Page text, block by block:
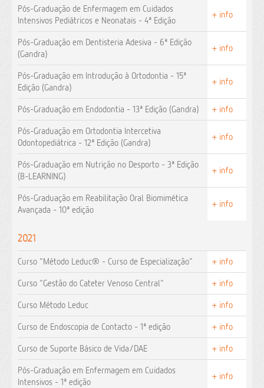
Pós-Graduação de Enfermagem em Cuidados
Intensivos Pediátricos e Neonatais - 4ª Edição
+ info
Pós-Graduação em Dentisteria Adesiva - 6ª Edição
(Gandra)
+ info
Pós-Graduação em Introdução à Ortodontia - 15ª
Edição (Gandra)
+ info
Pós-Graduação em Endodontia - 13ª Edição (Gandra)
+ info
Pós-Graduação em Ortodontia Intercetiva
Odontopediátrica - 12ª Edição (Gandra)
+ info
Pós-Graduação em Nutrição no Desporto - 3ª Edição
(B-LEARNING)
+ info
Pós-Graduação em Reabilitação Oral Biomimética
Avançada - 10ª edição
+ info
2021
Curso "Método Leduc® - Curso de Especialização"
+ info
Curso "Gestão do Cateter Venoso Central"
+ info
Curso Método Leduc
+ info
Curso de Endoscopia de Contacto - 1ª edição
+ info
Curso de Suporte Básico de Vida/DAE
+ info
Pós-Graduação em Enfermagem em Cuidados
Intensivos - 1ª edição
+ info